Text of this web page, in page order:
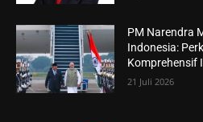
PM Narendra
Indonesia:
Komprehensif
21 Juli 2026